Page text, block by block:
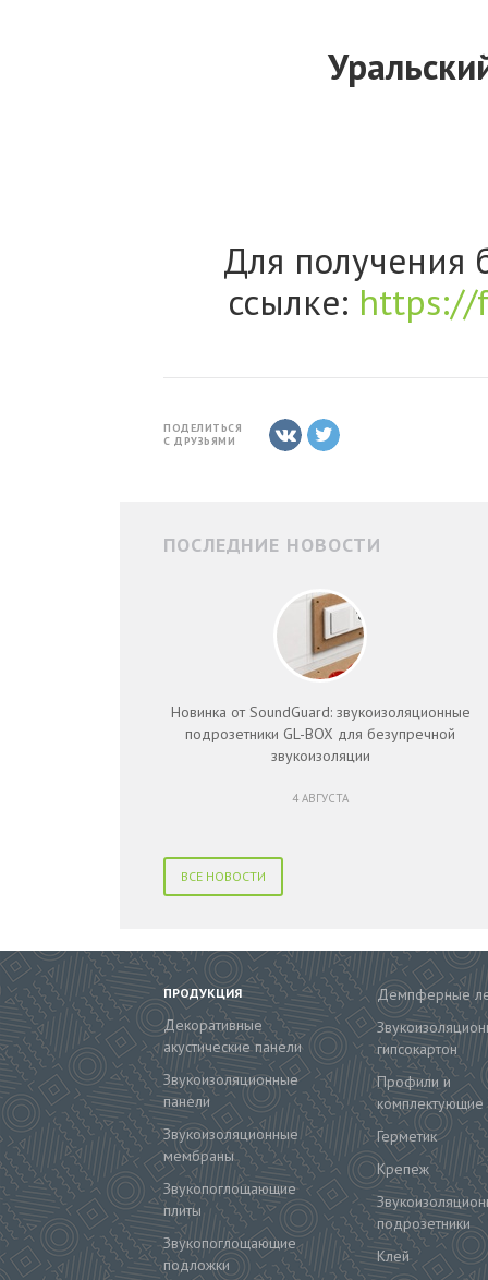
Для получения
ссылке: https://
ПОДЕЛИТЬСЯ
С ДРУЗЬЯМИ
ПОСЛЕДНИЕ НОВОСТИ
Новинка от SoundGuard: звукоизоляционные
подрозетники GL-BOX для безупречной
звукоизоляции
4 АВГУСТА
ВСЕ НОВОСТИ
ПРОДУКЦИЯ
Декоративные
акустические панели
Звукоизоляционные
панели
Звукоизоляционные
мембраны
Звукопоглощающие
плиты
Звукопоглощающие
подложки
Демпферные
гипсокартон
Профили и
комплектующие
Герметик
Крепеж
подрозетники
Клей